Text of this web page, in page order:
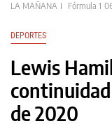
LA MAÑANA Fórmula 1
DEPORTES
Lewis
de 2020